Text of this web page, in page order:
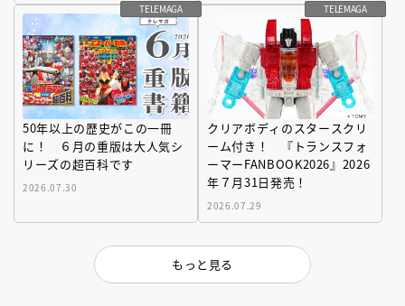
TELEMAGA
50年以上の歴史がこの一冊
に！ ６月の重版は大人気シ
リーズの超百科です
2026.07.30
TELEMAGA
クリアボディのスタースクリ
ーム付き！ 『トランスフォ
ーマーFANBOOK2026』2026
年７月31日発売！
2026.07.29
もっと見る